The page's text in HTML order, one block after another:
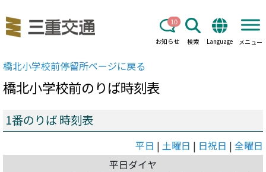
お知らせ
10
検索 Language メニュー
橋北小学校前停留所ページに戻る
橋北小学校前のりば時刻表
1番のりば 時刻表
平日 | 土曜日 | 日祝日 | 全曜日
平日ダイヤ